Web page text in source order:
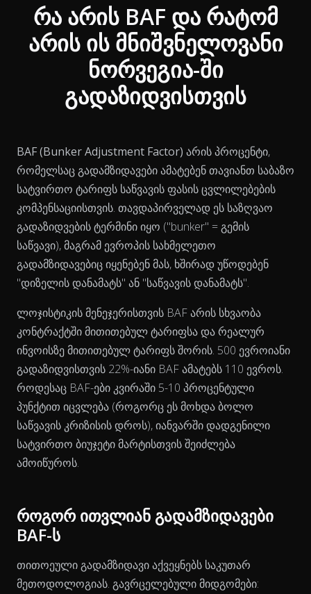
View as data table, Chart
რა არის BAF და რატომ
არის ის მნიშვნელოვანი
ნორვეგია-ში
გადაზიდვისთვის
BAF (Bunker Adjustment Factor) არის პროცენტი,
რომელსაც გადამზიდავები ამატებენ თავიანთ საბაზო
სატვირთო ტარიფს საწვავის ფასის ცვლილებების
კომპენსაციისთვის. თავდაპირველად ეს საზღვაო
გადაზიდვების ტერმინი იყო ("bunker" = გემის
საწვავი), მაგრამ ევროპის სახმელეთო
გადამზიდავებიც იყენებენ მას, ხშირად უწოდებენ
"დიზელის დანამატს" ან "საწვავის დანამატს".
ლოჯისტიკის მენეჯერისთვის BAF არის სხვაობა
კონტრაქტში მითითებულ ტარიფსა და რეალურ
ინვოისზე მითითებულ ტარიფს შორის. 500 ევროიანი
გადაზიდვისთვის 22%-იანი BAF ამატებს 110 ევროს.
როდესაც BAF-ები კვირაში 5-10 პროცენტული
პუნქტით იცვლება (როგორც ეს მოხდა ბოლო
საწვავის კრიზისის დროს), იანვარში დადგენილი
სატვირთო ბიუჯეტი მარტისთვის შეიძლება
ამოიწუროს.
როგორ ითვლიან გადამზიდავები
BAF-ს
თითოეული გადამზიდავი აქვეყნებს საკუთარ
მეთოდოლოგიას. გავრცელებული მიდგომები: